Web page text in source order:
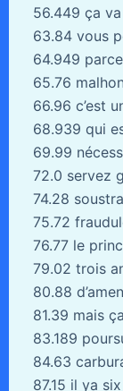
56.449 ça
63.84 vous
64.949
65.76
66.96 c’est
68.939 qui
69.99
72.0 servez
74.28
75.72
76.77 le
79.02 trois
80.88
81.39 mais
83.189
84.63
87.15 il ya